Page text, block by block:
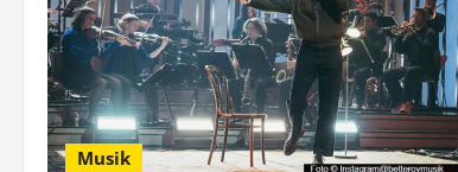
Musik